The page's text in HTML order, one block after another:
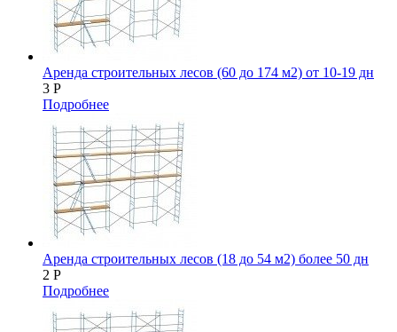
Аренда строительных лесов (60 до 174 м2) от 10-19 дн
3 Р
Подробнее
Аренда строительных лесов (18 до 54 м2) более 50 дн
2 Р
Подробнее